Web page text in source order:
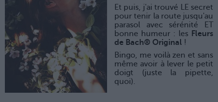
Et puis, j'ai trouvé LE secret
pour tenir la route jusqu'au
parasol avec sérénité ET
bonne humeur : les Fleurs
de Bach® Original​ !
Bingo, me voilà zen et sans
même avoir à lever le petit
doigt (juste la pipette,
quoi).